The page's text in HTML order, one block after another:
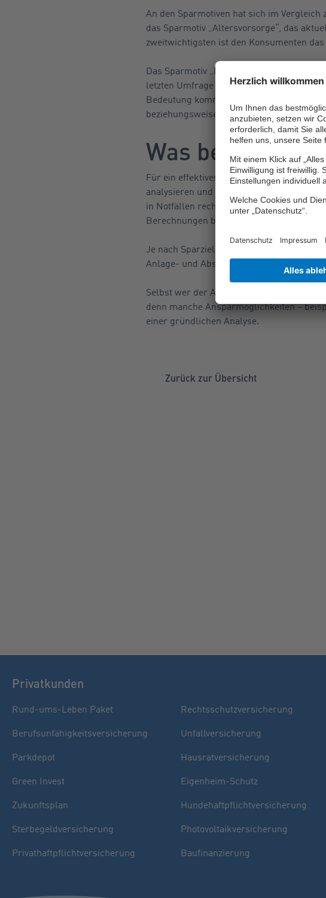
An den Sparmotiven hat sich im
das Sparmotiv „Altersvorsorge“, das
zweitwichtigsten ist den Konsumenten
Das Sparmotiv „Erwerb/Renovierung von
letzten Umfrage die dritte Position.
Bedeutung kommt den Anlässen
beziehungsweise von etwa jedem
Was bei allen
Für ein effektives Sparen ist es für den
analysieren und unter anderem
in Notfällen rechnen kann. Ein
Berechnungen bereitstellen.
Je nach Sparziel und persönlicher
Anlage- und Absicherungslösungen an.
Selbst wer der Ansicht ist, keinen
denn manche Ansparmöglichkeiten –
einer gründlichen Analyse.
Zurück zur Übersicht
Privatkunden
Rund-ums-Leben Paket
Berufsunfähigkeitsversicherung
Parkdepot
Green Invest
Zukunftsplan
Sterbegeldversicherung
Privathaftpflichtversicherung
Rechtsschutzversicherung
Unfallversicherung
Hausratversicherung
Eigenheim-Schutz
Hundehaftpflichtversicherung
Photovoltaikversicherung
Baufinanzierung